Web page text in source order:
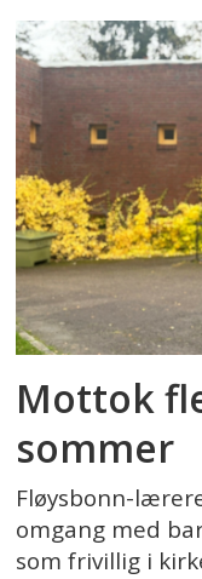
Mottok
sommer
Fløysbonn-
omgang med
som frivillig i